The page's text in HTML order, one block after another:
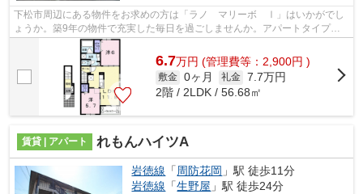
下松市周辺にある物件をお求めの方は「ラノ マリーボ Ⅰ」はいかがでし
ょうか。築9年の物件で充実した毎日を過ごしませんか。アパートタイプの
お部屋です。当社では下松市にある賃貸...
6.7万円 (管理費等：2,900円 )
敷金 0ヶ月 礼金 7.7万円
2階 / 2LDK / 56.68㎡
賃貸 | アパート れもんハイツA
岩徳線 「 周防花岡 」駅 徒歩11分
岩徳線 「生野屋 」駅 徒歩24分